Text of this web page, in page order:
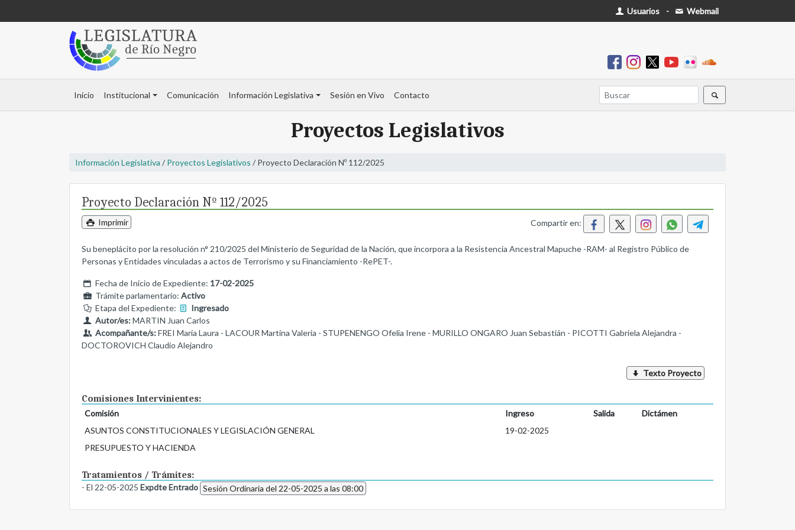
Usuarios - Webmail
Inicio Institucional Comunicación Información Legislativa Sesión en Vivo Contacto
Proyectos Legislativos
Información Legislativa / Proyectos Legislativos / Proyecto Declaración Nº 112/2025
Proyecto Declaración Nº 112/2025
Imprimir Compartir en:
Su beneplácito por la resolución n° 210/2025 del Ministerio de Seguridad de la Nación, que incorpora a la Resistencia Ancestral Mapuche -RAM- al Registro Público de
Personas y Entidades vinculadas a actos de Terrorismo y su Financiamiento -RePET-.
Fecha de Inicio de Expediente: 17-02-2025
Trámite parlamentario: Activo
Etapa del Expediente:
Ingresado
Autor/es:MARTIN Juan Carlos
Acompañante/s:FREI María Laura - LACOUR Martina Valeria - STUPENENGO Ofelia Irene - MURILLO ONGARO Juan Sebastián - PICOTTI Gabriela Alejandra -
DOCTOROVICH Claudio Alejandro
Texto Proyecto
Comisiones Intervinientes:
Comisión Ingreso Salida
Dictámen
ASUNTOS CONSTITUCIONALES Y LEGISLACIÓN GENERAL
19-02-2025
PRESUPUESTO Y HACIENDA
Tratamientos / Trámites:
- El 22-05-2025 Expdte Entrado Sesión Ordinaria del 22-05-2025 a las 08:00